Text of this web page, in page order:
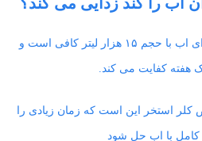
هر یک از قرص کلر استخر برای اب با حجم ۱۵ هزار لیتر کافی است و
هفته کفایت می کند.
کلر استخر این است که زمان زیادی را
کامل با اب حل شود